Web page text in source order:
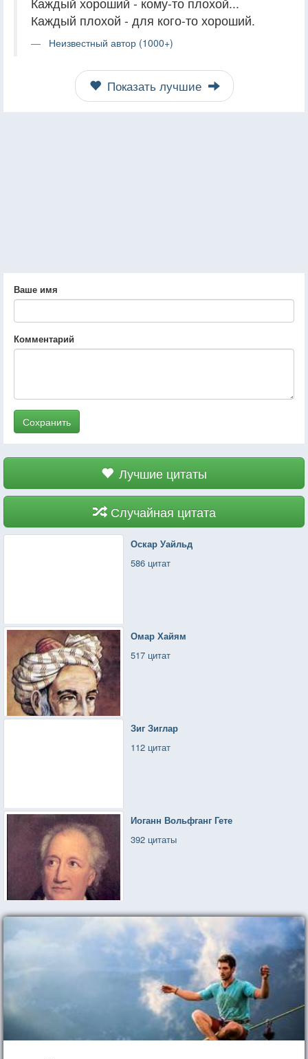
Каждый плохой - для кого-то хороший.
Неизвестный автор (1000+)
Показать лучшие
Ваше имя
Комментарий
Сохранить
Лучшие цитаты
Случайная цитата
Оскар Уайльд
586 цитат
Омар Хайям
517 цитат
Зиг Зиглар
112 цитат
Иоганн Вольфганг Гете
392 цитаты